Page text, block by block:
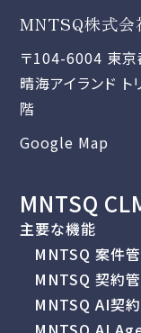
MNTSQ株式会
〒104-6004 東京
晴海アイランド
階
Google Map
MNTSQ
主要な機能
MNTSQ 案件
MNTSQ 契約
MNTSQ AI契約